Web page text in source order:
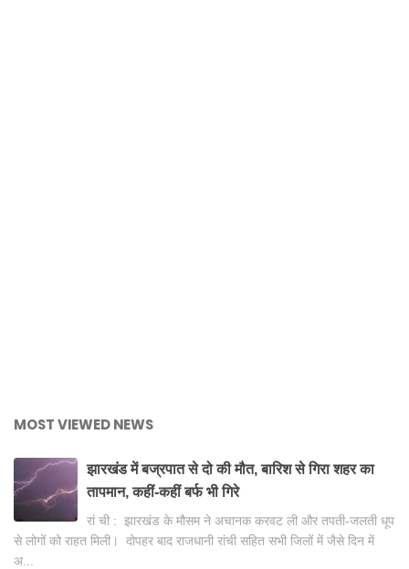
MOST VIEWED NEWS
झारखंड में बज्रपात से दो की मौत, बारिश से गिरा शहर का
तापमान, कहीं-कहीं बर्फ भी गिरे
रां ची : झारखंड के मौसम ने अचानक करवट ली और तपती-जलती धूप
से लोगों को राहत मिली। दोपहर बाद राजधानी रांची सहित सभी जिलों में जैसे दिन में
अ...